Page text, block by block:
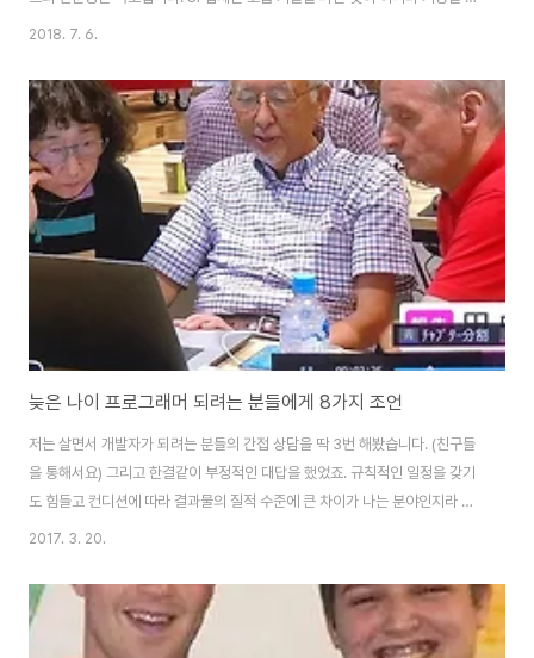
니다. SI 프로그래머는 기능을 판다는 뜻입니다. 프로그래머로서 기술력이 아
로그래머로 인정받을 수 없습니다. 예를 들어보죠. (SI 프로그래머와 SI 업체)
유튜브는 전 세계에서 인기가 많고 실시간 스트리밍 기술 또한 뛰어납니다. 스
트리밍 간격을 1초 이하로 줄일 정도로 기술력 또한 높은 수준이죠. 스트리밍
시장에선 이 간격을 줄이면서 고화질 영상을 제공하는 게 경쟁력입니다. 그 경
쟁력을 갖춰야 시..
2018. 7. 6.
늦은 나이 프로그래머 되려는 분들에게 8가지 조언
저는 살면서 개발자가 되려는 분들의 간접 상담을 딱 3번 해봤습니다. (친구들
을 통해서요) 그리고 한결같이 부정적인 대답을 했었죠. 규칙적인 일정을 갖기
도 힘들고 컨디션에 따라 결과물의 질적 수준에 큰 차이가 나는 분야인지라 일
반적인 직장생활로 생각하면 안 된다는 게 하나의 이유였습니다. 다른 하나의
"그래도 그 정도는 받아야겠다"는 생각들을 한다고 들었기에 부정적인 대답을
했습니다. 늦은 나이에 개발자가 되려는 것, 그 용기에는 박수를 치고 싶습니다.
그렇지만, 과연 그 길이 옳은진 다시금 생각해 보셨으면 좋겠습니다. 자신의 다
2017. 3. 20.